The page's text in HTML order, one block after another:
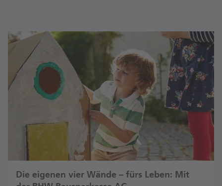
Die eigenen vier Wände – fürs Leben: Mit